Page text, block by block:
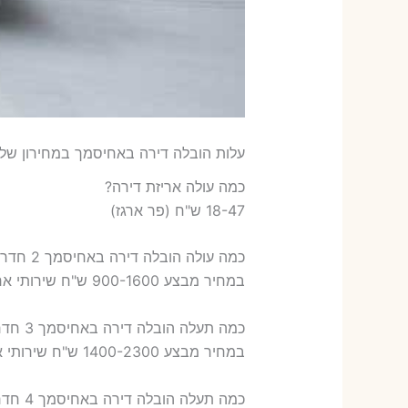
עלות הובלה דירה באחיסמך במחירון
כמה עולה אריזת דירה​?
18-47 ש"ח (פר ארגז)
כמה עולה הובלה דירה באחיסמך 2 חדרים פלוס עלות אריזת דירה ?
במחיר מבצע 900-1600 ש"ח שירותי אריזת שני חדרים – 700-900 ש"ח
כמה תעלה הובלה דירה באחיסמך 3 חדרים פלוס עלות אריזת דירה ?
במחיר מבצע 1400-2300 ש"ח שירותי אריזת שלושה חדרים – 1,000-1,200 ש"ח
כמה תעלה הובלה דירה באחיסמך 4 חדרים פלוס עלות אריזת דירה ?